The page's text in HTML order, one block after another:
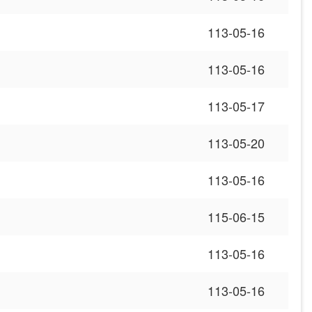
113-05-16
113-05-16
113-05-17
113-05-20
113-05-16
115-06-15
113-05-16
113-05-16